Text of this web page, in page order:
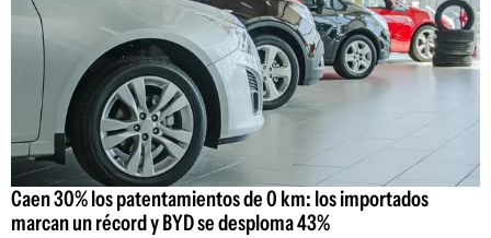
Caen 30% los patentamientos de 0 km: los importados
marcan un récord y BYD se desploma 43%